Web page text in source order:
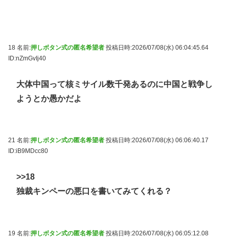
18 名前:押しボタン式の匿名希望者 投稿日時:2026/07/08(水) 06:04:45.64
ID:nZmGvIj40
大体中国って核ミサイル数千発あるのに中国と戦争し
ようとか愚かだよ
21 名前:押しボタン式の匿名希望者 投稿日時:2026/07/08(水) 06:06:40.17
ID:iB9MDcc80
>>18
独裁キンペーの悪口を書いてみてくれる？
19 名前:押しボタン式の匿名希望者 投稿日時:2026/07/08(水) 06:05:12.08